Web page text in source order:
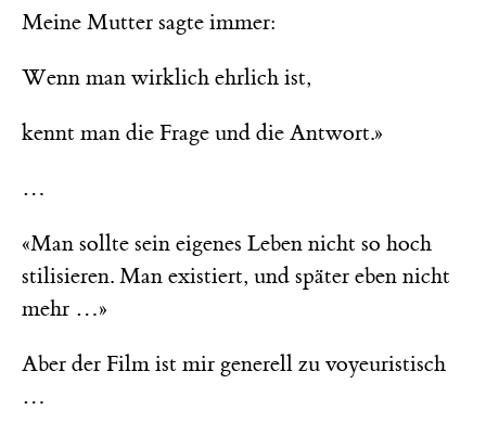
Meine Mutter sagte immer:
Wenn man wirklich ehrlich ist,
kennt man die Frage und die Antwort.»
…
«Man sollte sein eigenes Leben nicht so hoch
stilisieren. Man existiert, und später eben nicht
mehr …»
Aber der Film ist mir generell zu voyeuristisch
…